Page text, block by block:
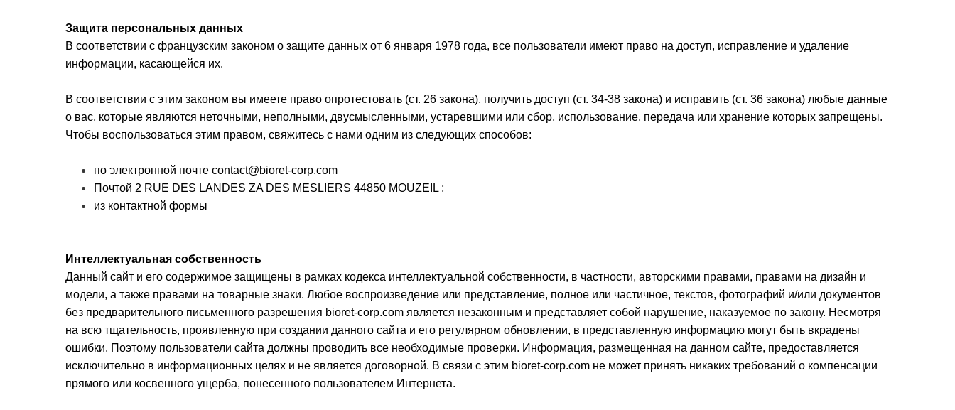
Защита персональных данных
В соответствии с французским законом о защите данных от 6 января 1978 года, все пользователи имеют право на доступ, исправление и удаление
информации, касающейся их.
В соответствии с этим законом вы имеете право опротестовать (ст. 26 закона), получить доступ (ст. 34-38 закона) и исправить (ст. 36 закона) любые данные
о вас, которые являются неточными, неполными, двусмысленными, устаревшими или сбор, использование, передача или хранение которых запрещены.
Чтобы воспользоваться этим правом, свяжитесь с нами одним из следующих способов:
по электронной почте contact@bioret-corp.com
Почтой 2 RUE DES LANDES ZA DES MESLIERS 44850 MOUZEIL ;
из контактной формы
Интеллектуальная собственность
Данный сайт и его содержимое защищены в рамках кодекса интеллектуальной собственности, в частности, авторскими правами, правами на дизайн и
модели, а также правами на товарные знаки. Любое воспроизведение или представление, полное или частичное, текстов, фотографий и/или документов
без предварительного письменного разрешения bioret-corp.com является незаконным и представляет собой нарушение, наказуемое по закону. Несмотря
на всю тщательность, проявленную при создании данного сайта и его регулярном обновлении, в представленную информацию могут быть вкрадены
ошибки. Поэтому пользователи сайта должны проводить все необходимые проверки. Информация, размещенная на данном сайте, предоставляется
исключительно в информационных целях и не является договорной. В связи с этим bioret-corp.com не может принять никаких требований о компенсации
прямого или косвенного ущерба, понесенного пользователем Интернета.